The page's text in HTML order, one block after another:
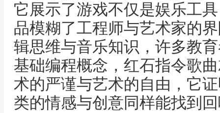
它展示了游戏不仅是娱乐工
品模糊了工程师与艺术家的
辑思维与音乐知识，许多教
基础编程概念，红石指令歌
术的严谨与艺术的自由，它
类的情感与创意同样能找到